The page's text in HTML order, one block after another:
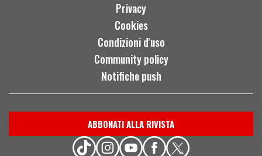
Privacy
Cookies
Condizioni d'uso
Community policy
Notifiche push
ABBONATI ALLA RIVISTA